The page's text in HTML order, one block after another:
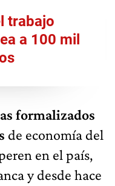
trabajo
a 100 mil
formalizados
de economía del
en el país,
y desde hace